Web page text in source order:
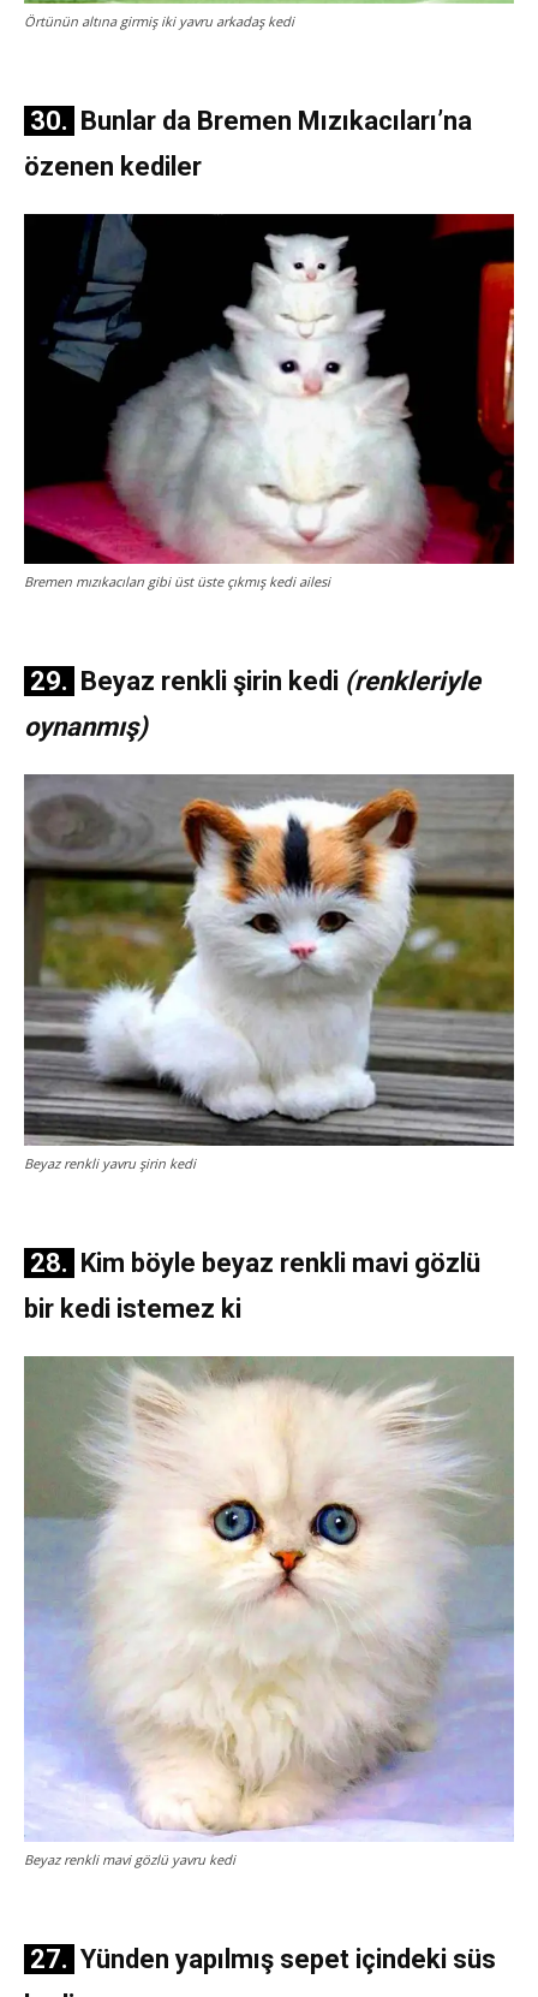
Örtünün altına girmiş iki yavru arkadaş kedi
30. Bunlar da Bremen Mızıkacıları’na
özenen kediler
Bremen mızıkacıları gibi üst üste çıkmış kedi ailesi
29. Beyaz renkli şirin kedi (renkleriyle
oynanmış)
Beyaz renkli yavru şirin kedi
28. Kim böyle beyaz renkli mavi gözlü
bir kedi istemez ki
Beyaz renkli mavi gözlü yavru kedi
27. Yünden yapılmış sepet içindeki süs